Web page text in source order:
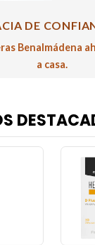
DE
Benalmádena
a casa.